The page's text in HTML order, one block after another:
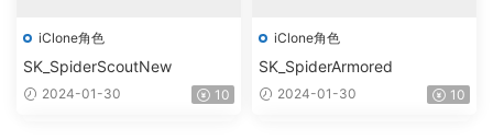
iClone角色
SK_SpiderScoutNew
2024-01-30 10
iClone角色
SK_SpiderArmored
2024-01-30 10